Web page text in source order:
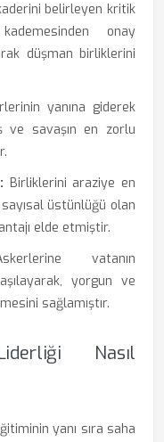
belirleyen kritik
onay
düşman birliklerini
yanına giderek
ve savaşın en zorlu
Birliklerini araziye en
üstünlüğü olan
elde etmiştir.
vatanın
yorgun ve
sağlamıştır.
Nasıl
yanı sıra saha